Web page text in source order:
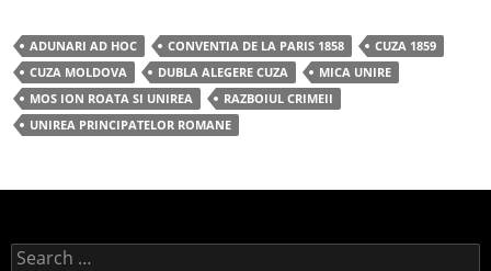
c
e
b
o
o
itt
er
ar
e
ADUNARI AD HOC CONVENTIA DE LA PARIS 1858
CUZA 1859
CUZA MOLDOVA
DUBLA ALEGERE CUZA
MICA UNIRE
MOS ION ROATA SI UNIREA
RAZBOIUL CRIMEII
UNIREA PRINCIPATELOR ROMANE
Search for: